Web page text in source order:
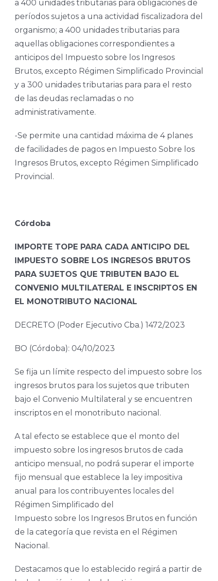
a 400 unidades tributarias para obligaciones de
períodos sujetos a una actividad fiscalizadora del
organismo; a 400 unidades tributarias para
aquellas obligaciones correspondientes a
anticipos del Impuesto sobre los Ingresos
Brutos, excepto Régimen Simplificado Provincial
y a 300 unidades tributarias para para el resto
de las deudas reclamadas o no
administrativamente.
-Se permite una cantidad máxima de 4 planes
de facilidades de pagos en Impuesto Sobre los
Ingresos Brutos, excepto Régimen Simplificado
Provincial.
Córdoba
IMPORTE TOPE PARA CADA ANTICIPO DEL
IMPUESTO SOBRE LOS INGRESOS BRUTOS
PARA SUJETOS QUE TRIBUTEN BAJO EL
CONVENIO MULTILATERAL E INSCRIPTOS EN
EL MONOTRIBUTO NACIONAL
DECRETO (Poder Ejecutivo Cba.) 1472/2023
BO (Córdoba): 04/10/2023
Se fija un límite respecto del impuesto sobre los
ingresos brutos para los sujetos que tributen
bajo el Convenio Multilateral y se encuentren
inscriptos en el monotributo nacional.
A tal efecto se establece que el monto del
impuesto sobre los ingresos brutos de cada
anticipo mensual, no podrá superar el importe
fijo mensual que establece la ley impositiva
anual para los contribuyentes locales del
Régimen Simplificado del
Impuesto sobre los Ingresos Brutos en función
de la categoría que revista en el Régimen
Nacional.
Destacamos que lo establecido regirá a partir de